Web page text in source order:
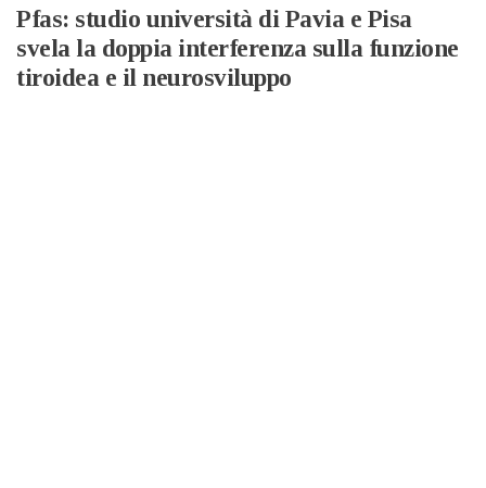
Pfas: studio università di Pavia e Pisa
svela la doppia interferenza sulla funzione
tiroidea e il neurosviluppo